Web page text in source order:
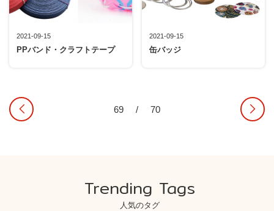
2021-09-15
PPバンド・クラフトテープ
2021-09-15
缶バッジ
69 / 70
Trending Tags
人気のタグ